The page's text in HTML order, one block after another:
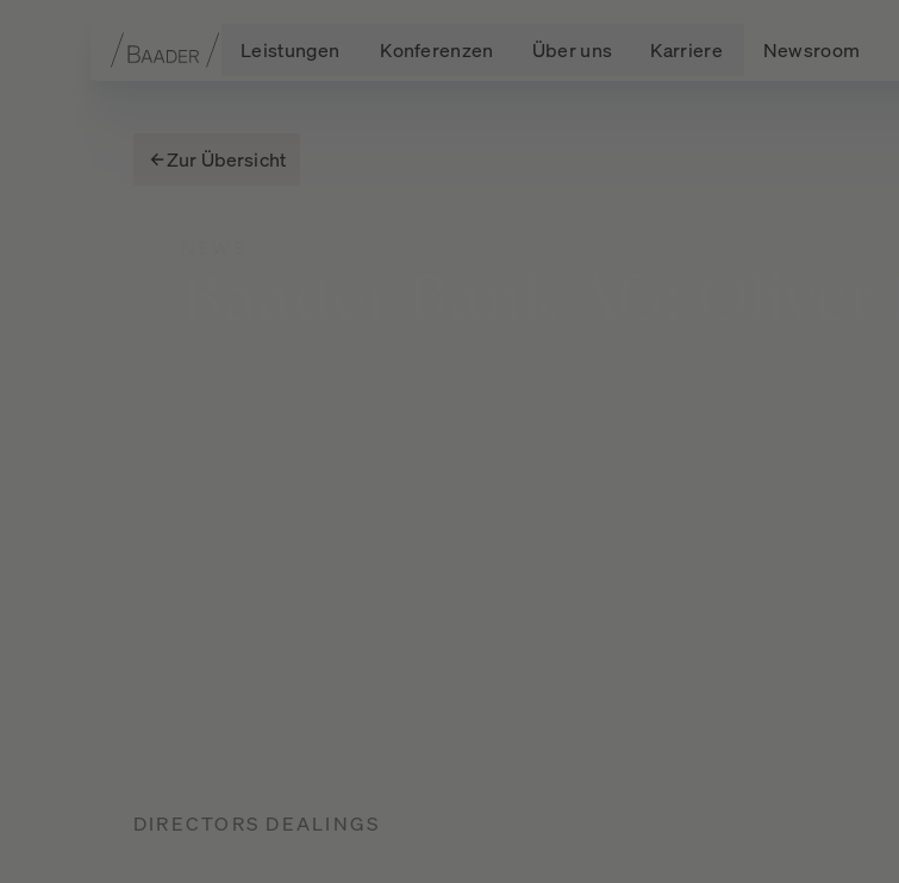
Leistungen Konferenzen Über uns Karriere Newsroom
Zur Übersicht
DIRECTORS DEALINGS